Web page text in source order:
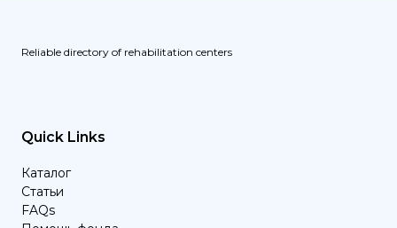
Reliable directory of rehabilitation centers
Quick Links
Каталог
Статьи
FAQs